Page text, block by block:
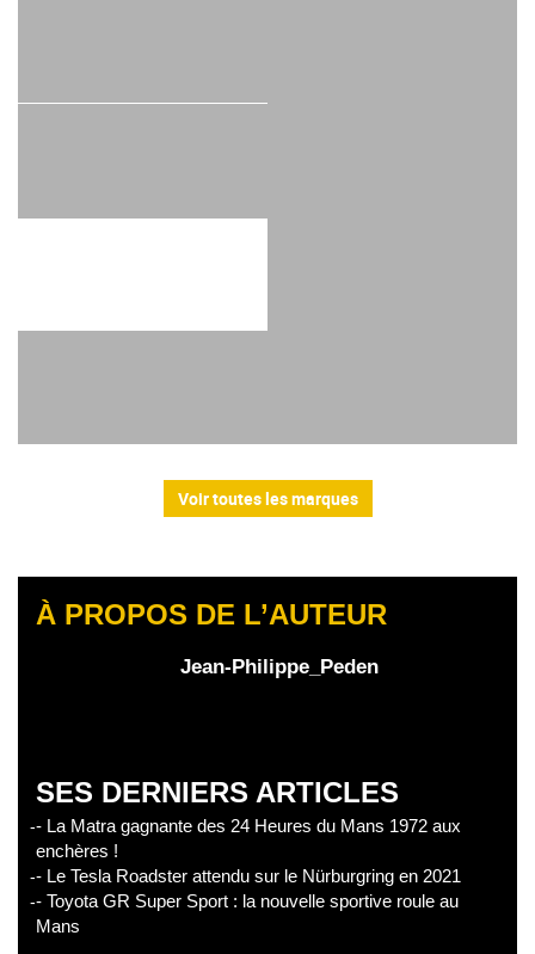
Voir toutes les marques
À PROPOS DE L’AUTEUR
Jean-Philippe_Peden
SES DERNIERS ARTICLES
- La Matra gagnante des 24 Heures du Mans 1972 aux
enchères !
- Le Tesla Roadster attendu sur le Nürburgring en 2021
- Toyota GR Super Sport : la nouvelle sportive roule au
Mans